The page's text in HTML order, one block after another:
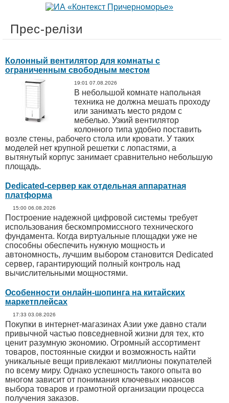
Прес-релізи
Колонный вентилятор для комнаты с
ограниченным свободным местом
19:01 07.08.2026
В небольшой комнате напольная
техника не должна мешать проходу
или занимать место рядом с
мебелью. Узкий вентилятор
колонного типа удобно поставить
возле стены, рабочего стола или кровати. У таких
моделей нет крупной решетки с лопастями, а
вытянутый корпус занимает сравнительно небольшую
площадь.
Dedicated-сервер как отдельная аппаратная
платформа
15:00 06.08.2026
Построение надежной цифровой системы требует
использования бескомпромиссного технического
фундамента. Когда виртуальные площадки уже не
способны обеспечить нужную мощность и
автономность, лучшим выбором становится Dedicated
сервер, гарантирующий полный контроль над
вычислительными мощностями.
Особенности онлайн-шопинга на китайских
маркетплейсах
17:33 03.08.2026
Покупки в интернет-магазинах Азии уже давно стали
привычной частью повседневной жизни для тех, кто
ценит разумную экономию. Огромный ассортимент
товаров, постоянные скидки и возможность найти
уникальные вещи привлекают миллионы покупателей
по всему миру. Однако успешность такого опыта во
многом зависит от понимания ключевых нюансов
выбора товаров и грамотной организации процесса
получения заказов.